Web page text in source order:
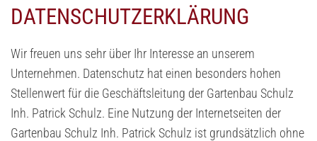
DATENSCHUTZERKLÄRUNG
Wir freuen uns sehr über Ihr Interesse an unserem
Unternehmen. Datenschutz hat einen besonders hohen
Stellenwert für die Geschäftsleitung der Gartenbau Schulz
Inh. Patrick Schulz. Eine Nutzung der Internetseiten der
Gartenbau Schulz Inh. Patrick Schulz ist grundsätzlich ohne